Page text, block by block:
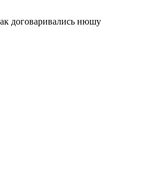
договаривались нюшу